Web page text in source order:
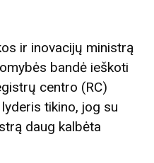
ir inovacijų ministrą
bandė ieškoti
centro (RC)
tikino, jog su
daug kalbėta